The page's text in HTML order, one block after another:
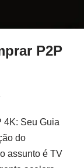
P2P
4K: Seu Guia
do
assunto é TV